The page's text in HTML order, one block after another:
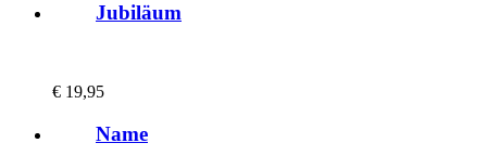
Jubiläum
€ 19,95
Name